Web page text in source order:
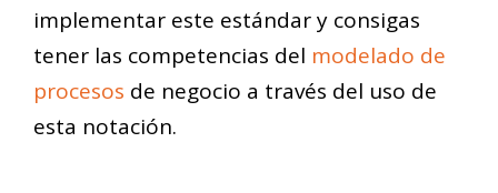
implementar este estándar y consigas
tener las competencias del modelado de
procesos de negocio a través del uso de
esta notación.